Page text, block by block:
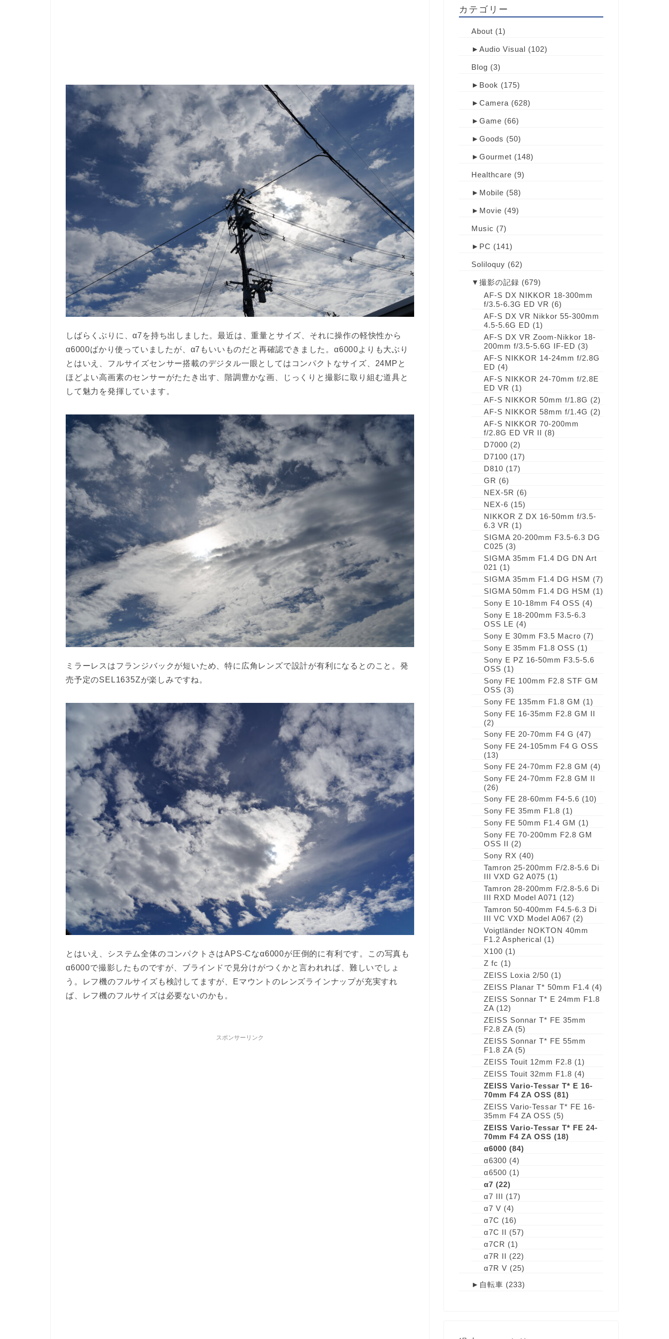
しばらくぶりに、α7を持ち出しました。最近は、重量とサイズ、それに操作の軽快性から
α6000ばかり使っていましたが、α7もいいものだと再確認できました。α6000よりも大ぶり
とはいえ、フルサイズセンサー搭載のデジタル一眼としてはコンパクトなサイズ、24MPと
ほどよい高画素のセンサーがたたき出す、階調豊かな画、じっくりと撮影に取り組む道具と
して魅力を発揮しています。
ミラーレスはフランジバックが短いため、特に広角レンズで設計が有利になるとのこと。発
売予定のSEL1635Zが楽しみですね。
とはいえ、システム全体のコンパクトさはAPS-Cなα6000が圧倒的に有利です。この写真も
α6000で撮影したものですが、ブラインドで見分けがつくかと言われれば、難しいでしょ
う。レフ機のフルサイズも検討してますが、Eマウントのレンズラインナップが充実すれ
ば、レフ機のフルサイズは必要ないのかも。
スポンサーリンク
カテゴリー
About (1)
► Audio Visual (102)
Blog (3)
► Book (175)
► Camera (628)
► Game (66)
► Goods (50)
► Gourmet (148)
Healthcare (9)
► Mobile (58)
► Movie (49)
Music (7)
► PC (141)
Soliloquy (62)
▼ 撮影の記録 (679)
AF-S DX NIKKOR 18-300mm
f/3.5-6.3G ED VR (6)
AF-S DX VR Nikkor 55-300mm
4.5-5.6G ED (1)
AF-S DX VR Zoom-Nikkor 18-
200mm f/3.5-5.6G IF-ED (3)
AF-S NIKKOR 14-24mm f/2.8G
ED (4)
AF-S NIKKOR 24-70mm f/2.8E
ED VR (1)
AF-S NIKKOR 50mm f/1.8G (2)
AF-S NIKKOR 58mm f/1.4G (2)
AF-S NIKKOR 70-200mm
f/2.8G ED VR II (8)
D7000 (2)
D7100 (17)
D810 (17)
GR (6)
NEX-5R (6)
NEX-6 (15)
NIKKOR Z DX 16-50mm f/3.5-
6.3 VR (1)
SIGMA 20-200mm F3.5-6.3 DG
C025 (3)
SIGMA 35mm F1.4 DG DN Art
021 (1)
SIGMA 35mm F1.4 DG HSM (7)
SIGMA 50mm F1.4 DG HSM (1)
Sony E 10-18mm F4 OSS (4)
Sony E 18-200mm F3.5-6.3
OSS LE (4)
Sony E 30mm F3.5 Macro (7)
Sony E 35mm F1.8 OSS (1)
Sony E PZ 16-50mm F3.5-5.6
OSS (1)
Sony FE 100mm F2.8 STF GM
OSS (3)
Sony FE 135mm F1.8 GM (1)
Sony FE 16-35mm F2.8 GM II
(2)
Sony FE 20-70mm F4 G (47)
Sony FE 24-105mm F4 G OSS
(13)
Sony FE 24-70mm F2.8 GM (4)
Sony FE 24-70mm F2.8 GM II
(26)
Sony FE 28-60mm F4-5.6 (10)
Sony FE 35mm F1.8 (1)
Sony FE 50mm F1.4 GM (1)
Sony FE 70-200mm F2.8 GM
OSS II (2)
Sony RX (40)
Tamron 25-200mm F/2.8-5.6 Di
III VXD G2 A075 (1)
Tamron 28-200mm F/2.8-5.6 Di
III RXD Model A071 (12)
Tamron 50-400mm F4.5-6.3 Di
III VC VXD Model A067 (2)
Voigtländer NOKTON 40mm
F1.2 Aspherical (1)
X100 (1)
Z fc (1)
ZEISS Loxia 2/50 (1)
ZEISS Planar T* 50mm F1.4 (4)
ZEISS Sonnar T* E 24mm F1.8
ZA(12)
ZEISS Sonnar T* FE 35mm
F2.8 ZA(5)
ZEISS Sonnar T* FE 55mm
F1.8 ZA(5)
ZEISS Touit 12mm F2.8 (1)
ZEISS Touit 32mm F1.8 (4)
ZEISS Vario-Tessar T* E 16-
70mm F4 ZA OSS (81)
ZEISS Vario-Tessar T* FE 16-
35mm F4 ZA OSS (5)
ZEISS Vario-Tessar T* FE 24-
70mm F4 ZA OSS (18)
α6000 (84)
α6300 (4)
α6500 (1)
α7 (22)
α7 III (17)
α7 V (4)
α7C (16)
α7C II (57)
α7CR (1)
α7R II (22)
α7R V (25)
► 自転車 (233)